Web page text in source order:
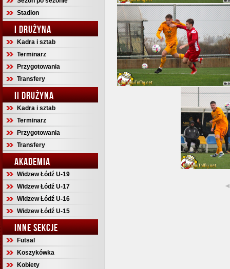
Stadion
I DRUŻYNA
Kadra i sztab
Terminarz
Przygotowania
Transfery
II DRUŻYNA
Kadra i sztab
Terminarz
Przygotowania
Transfery
AKADEMIA
Widzew Łódź U-19
Widzew Łódź U-17
Widzew Łódź U-16
Widzew Łódź U-15
INNE SEKCJE
Futsal
Koszykówka
Kobiety